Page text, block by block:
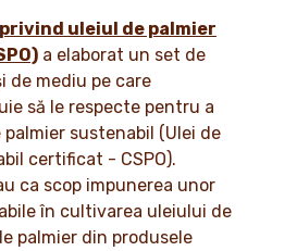
uleiul de palmier
a elaborat un set de
de mediu pe care
să le respecte pentru a
sustenabil (Ulei de
certificat - CSPO).
ca scop impunerea unor
în cultivarea uleiului de
palmier din produsele